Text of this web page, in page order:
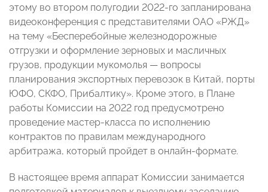
этому во втором полугодии 2022-го запланирована
видеоконференция с представителями ОАО «РЖД»
на тему «Бесперебойные железнодорожные
отгрузки и оформление зерновых и масличных
грузов, продукции мукомолья — вопросы
планирования экспортных перевозок в Китай, порты
ЮФО, СКФО, Прибалтику». Кроме этого, в Плане
работы Комиссии на 2022 год предусмотрено
проведение мастер-класса по исполнению
контрактов по правилам международного
арбитража, который пройдет в онлайн-формате.
В настоящее время аппарат Комиссии занимается